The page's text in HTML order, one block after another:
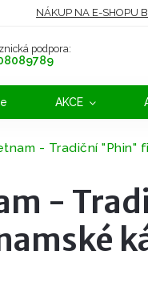
NÁKUP NA E-SHOPU
podpora:
AKCE
- Tradiční "Phin"
-